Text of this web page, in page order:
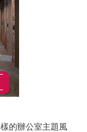
的辦公室主題風